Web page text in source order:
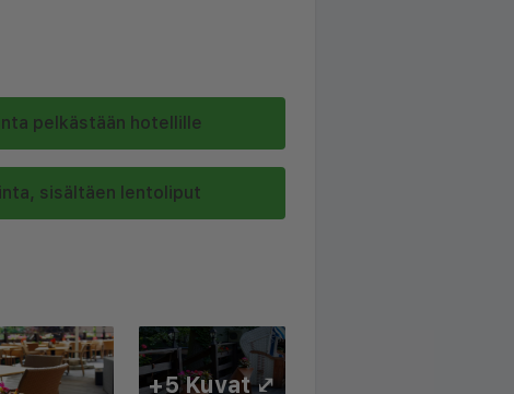
pelkästään hotellille
sisältäen lentoliput
+5 Kuvat ⤢